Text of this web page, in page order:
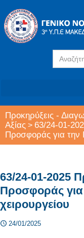
Search
for:
Προκηρύξεις -
Αξίας > 63/24-01-
Προσφοράς για την
63/24-01-2025
Προσφοράς
χειρουργείου
24/01/2025